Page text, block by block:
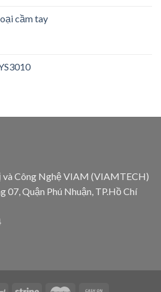
cầm tay
Công Nghệ VIAM (VIAMTECH)
Quận Phú Nhuận, TP.Hồ Chí